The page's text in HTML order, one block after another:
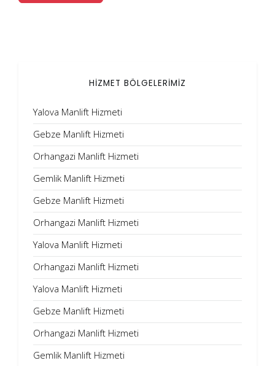
HİZMET BÖLGELERİMİZ
Yalova Manlift Hizmeti
Gebze Manlift Hizmeti
Orhangazi Manlift Hizmeti
Gemlik Manlift Hizmeti
Gebze Manlift Hizmeti
Orhangazi Manlift Hizmeti
Yalova Manlift Hizmeti
Orhangazi Manlift Hizmeti
Yalova Manlift Hizmeti
Gebze Manlift Hizmeti
Orhangazi Manlift Hizmeti
Gemlik Manlift Hizmeti